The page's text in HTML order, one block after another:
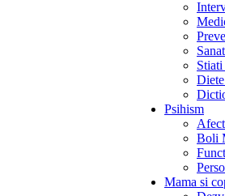
Stiati
Psihism
Boli
Mama si